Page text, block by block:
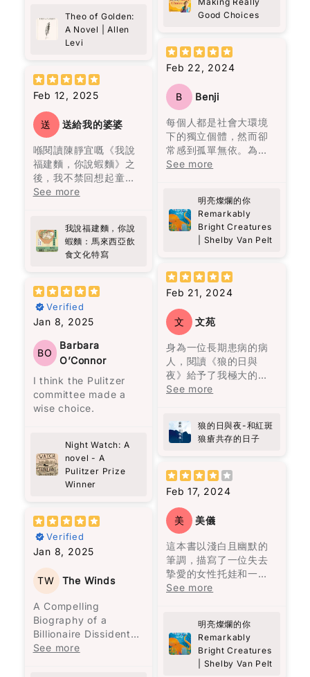
(Accepts .gif, .jpg, .png and 5MB limit)
Submit
almost unreal, but in
a good way. Like
someone you wish
one point I even
thought—this is like
looking at “the face
of heaven.” And yes,
I kind of hope this
becomes a movie
someday.
It’s the debut novel
come from a typical
writing background
(he was a songwriter
somehow makes it
more special. You can
feel that it wasn’t
written to impress—it
feels personal.
What surprised me
most is how the book
quietly changes the
way you think. It’s
you pause. I caught
myself thinking…
when was the last
time I actually looked
Not just passing by,
but really noticing
them, being present,
being kind.
Theo has this way of
listening—like really
listening. No agenda,
no rushing. Just fully
there. And it made
Theo of Golden:
A Novel | Allen
Levi
Feb 12, 2025
送 送給我的婆婆
喺閱讀陳靜宜嘅《我說
福建麵，你說蝦麵》之
後，我不禁回想起童年
嘅美好回憶。每逢放
麵，嗰股熟悉嘅香味，
好似時光倒流咁，令我
又重新感受到當時嘅溫
呢本書唔單止係講述福
建麵同蝦麵嘅歷史同文
化，佢深入探討咗馬來
西亞獨特嘅飲食文化，
尤其係呢兩種麵嘅起源
像係一段旅程，帶領我
穿越咗過去，重新認識
自己嘅家鄉味。
陳靜宜以細膩又生動嘅
筆觸，描寫咗馬來西亞
多元文化嘅飲食特色，
仲透過比較台灣同周邊
地區嘅美食風味。
雖然我婆婆而家已經唔
喺度, 但係透過閱讀完呢
本書，我不單止重溫咗
婆婆嘅味道，更加對馬
來西亞嘅飲食文化有咗
更深入嘅認識。每一口
福建麵同蝦麵，唔單止
係滋味，更係背後嘅故
See more
我說福建麵，你說
蝦麵：馬來西亞飲
食文化特寫
Verified
Jan 8, 2025
BO
Barbara
O’Connor
I think the Pulitzer
committee made a
wise choice.
Night Watch: A
novel - A
Pulitzer Prize
Winner
Verified
Jan 8, 2025
TW The Winds
A Compelling
Biography of a
Billionaire Dissident
Mark Clifford’s
See more
盞忽明忽暗的燭光，悠
悠地回憶著一個已被人
音、悲慘的氣息、熾熱
的慾望、漫長的孤獨，
都在老者的話語間一一
呈現，那個曾經繁榮一
時的地方，最終終歸沉
寂，敵不過自然的摧
毀。
故事述說了奧雷里亞諾
四代人的人生。從出生
敗，從熱鬧到孤獨。很
多人說四代人的名字為
何都要起一樣的，在我
看來，這是一代又一代
重覆著上一代的經歷，
但最終都以失敗衰亡告
終。
無論如何努力，既定的
命運從一開始就注定
了，這是一種非常悲觀
的想法，但也是作者想
要傳達的信息，這與他
密切相關。
烏爾蘇拉是近親結婚，
何塞甚至因此殺了人，
良心不安，離開了原本
居住的村莊，才有了馬
孔多的建立。烏爾蘇拉
曾見過近親結婚會生出
豬尾巴的嬰兒，她一直
被這個陰影籠罩，到了
魔幻寫實主義是這本書
最讓人迷醉的地方，來
調，造就一個人的不是
例如，他到香港後很少
看中文書，因為“學英文
有飯吃，有空只會拿著
英文書刨，有飯吃緊
要。”（頁37）他的批判
性思考、功利而不唯
利、專注自律，都顯示
了他的人格特質。
雖然黎智英自述讀書不
值得借鑒。例如，“風平
浪靜嘻嘻哈哈你看不到
一個人的底蘊，只有到
了困境逼迫下你才看見
可以做為“疾風知勁
草”的白話改寫。在他的
文字中，還能感受到視
覺與味覺的描寫，如“與
她走在街上路人的注目
禮下，我恍若走進時光
隧道，聞到四十多年
前，紐約心儀的女生透
發的氣味。”（頁261）
中，他強調：“別人要看
的我做到又怎麼樣？又
裝著說的。說的不是我
的聲音，是別人要聽的
話。其實我要追求的，
是找出自己的聲
音。”（頁178）他提
出，找到自己的聲音並
不容易，這反映了修辭
的重要性。
等於時勢”。他指出，儘
管機會存在，但外部環
境也是成功的關鍵因
素。他還強調，失敗可
excellent at
reflecting, while girls
God and become a
better person with a
better childhood! I
really recommend this
book!!!
Good Choices
Feb 22, 2024
B Benji
每個人都是社會大環境
下的獨立個體，然而卻
常感到孤單無依。為了
擺脫這份寂寞，我們努
然而，當這些依賴消失
時，內心彷彿被陰雲籠
罩，心靈變得陰霾。寂
寞、孤獨、渴望疏離成
此，只需要一點點的善
意和慈悲，就能為多年
的陰霾帶來一絲陽光。
主角托娃的過去充滿悲
傷，如同一層沉重的陰
霾籠罩她的生命。她內
心的孤獨讓人感到共
鳴。卡麥隆雖然外表像
的態度，就像微小的火
花，等待一個善意和信
明亮指引。章魚的溫柔
彷彿陽光穿透了那些陰
雲，為這兩個人帶來光
明。然而，這光明需要
人們願意向前走，才能
真正看清。
就如同我們每個人一
樣，過去可能充滿傷
痕，但唯有願意信任和
明。這本書以成熟的筆
調呈現溫馨的故事，深
具推薦價值。
See more
明亮燦爛的你
Remarkably
Bright Creatures
| Shelby Van Pelt
Feb 21, 2024
文 文苑
身為一位長期患病的病
人，閱讀《狼的日與
夜》給予了我極大的慰
藉，感覺自己在漫漫治
享，尤其是她內心世界
的痛苦，掙扎及堅持。
有曾經歷病痛、正在與
疾病抗爭的人，以及他
們的家人和朋友。細讀
這本書，你將更深刻地
理解他們的感受和心路
歷程。病患的路上有同
路人一起同行支持極為
重要。
See more
狼的日與夜-和紅斑
狼瘡共存的日子
Feb 17, 2024
美 美儀
這本書以淺白且幽默的
筆調，描寫了一位失去
摯愛的女性托娃和一隻
北太平洋巨型章魚馬塞
作，發現馬塞勒斯竟然
了解她三十年前兒子失
蹤的秘密，牠成為她生
活中的陪伴和知己。
See more
明亮燦爛的你
Remarkably
Bright Creatures
| Shelby Van Pelt